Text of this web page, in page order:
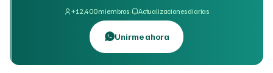
+12,400 miembros· Actualizaciones diarias
Unirme ahora